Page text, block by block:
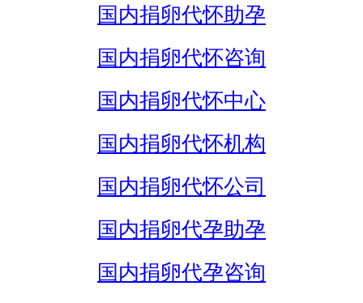
国内捐卵代怀助孕
国内捐卵代怀咨询
国内捐卵代怀中心
国内捐卵代怀机构
国内捐卵代怀公司
国内捐卵代孕助孕
国内捐卵代孕咨询